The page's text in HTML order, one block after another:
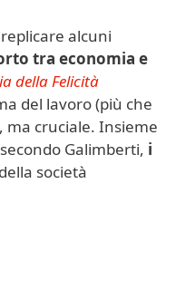
alcuni
tra economia e
della Felicità
del lavoro (più che
ma cruciale. Insieme
secondo Galimberti, i
società